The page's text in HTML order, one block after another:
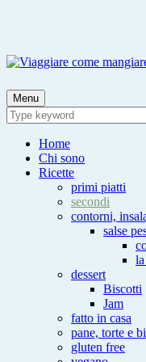
Viaggiare come mangiare
Viaggia impara cucina e
Menu
Search
for:
Home
Chi sono
Ricette
primi piatti
secondi
contorni,
salse
dessert
Biscotti
Jam
fatto in casa
pane, torte e
gluten free